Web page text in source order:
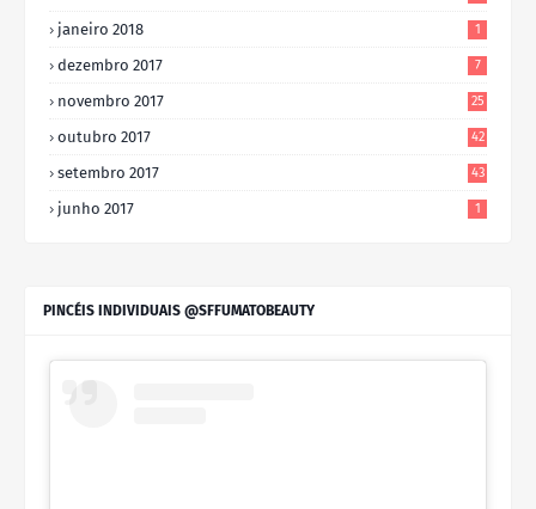
janeiro 2018 1
dezembro 2017 7
novembro 2017 25
outubro 2017 42
setembro 2017 43
junho 2017 1
PINCÉIS INDIVIDUAIS @SFFUMATOBEAUTY